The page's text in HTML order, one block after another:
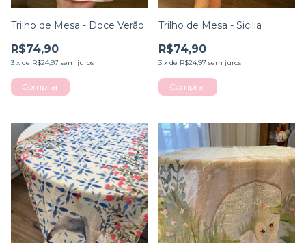
Trilho de Mesa - Doce Verão
R$74,90
3 x de R$24,97 sem juros
Trilho de Mesa - Sicilia
R$74,90
3 x de R$24,97 sem juros